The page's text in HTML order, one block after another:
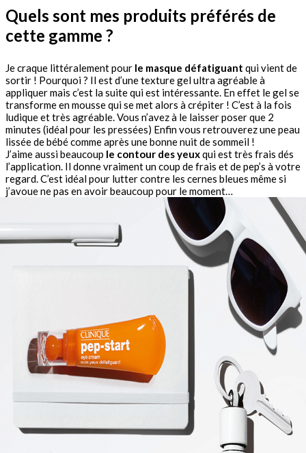
Quels sont mes produits préférés de
cette gamme ?
Je craque littéralement pour le masque défatiguant qui vient de
sortir ! Pourquoi ? Il est d’une texture gel ultra agréable à
appliquer mais c’est la suite qui est intéressante. En effet le gel se
transforme en mousse qui se met alors à crépiter ! C’est à la fois
ludique et très agréable. Vous n’avez à le laisser poser que 2
minutes (idéal pour les pressées) Enfin vous retrouverez une peau
lissée de bébé comme après une bonne nuit de sommeil !
J’aime aussi beaucoup le contour des yeuxqui est très frais dés
l’application. Il donne vraiment un coup de frais et de pep’s à votre
regard. C’est idéal pour lutter contre les cernes bleues même si
j’avoue ne pas en avoir beaucoup pour le moment…